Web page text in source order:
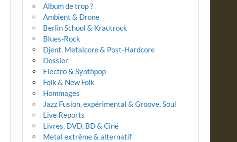
Album de trop ?
Ambient & Drone
Berlin School & Krautrock
Blues-Rock
Djent, Metalcore & Post-Hardcore
Dossier
Electro & Synthpop
Folk & New Folk
Hommages
Jazz Fusion, expérimental & Groove, Soul
Live Reports
Livres, DVD, BD & Ciné
Metal extrême & alternatif